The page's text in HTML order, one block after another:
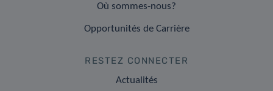
Où sommes-nous?
Opportunités de Carrière
RESTEZ CONNECTER
Actualités